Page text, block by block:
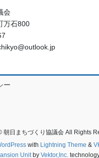
会
万石800
ー
朝日まちづくり協議会 All Rights
with Lightning Theme &
Unit by Vektor,Inc.